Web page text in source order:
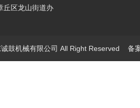
丘区龙山街道办
鼓机械有限公司 All Right Reserved 备